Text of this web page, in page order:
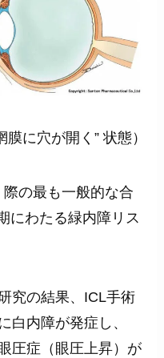
膜に穴が開く” 状態）
の最も一般的な合
にわたる緑内障リス
究の結果、ICL手術
白内障が発症し、
圧症（眼圧上昇）が